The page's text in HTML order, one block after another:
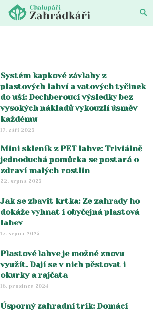
Systém kapkové závlahy z
plastových lahví a vatových tyčinek
do uší: Dechberoucí výsledky bez
vysokých nákladů vykouzlí úsměv
každému
17. září 2025
Mini skleník z PET lahve: Triviálně
jednoduchá pomůcka se postará o
zdraví malých rostlin
22. srpna 2025
Jak se zbavit krtka: Ze zahrady ho
dokáže vyhnat i obyčejná plastová
lahev
17. srpna 2025
Plastové lahve je možné znovu
využít. Dají se v nich pěstovat i
okurky a rajčata
16. prosince 2024
Úsporný zahradní trik: Domácí